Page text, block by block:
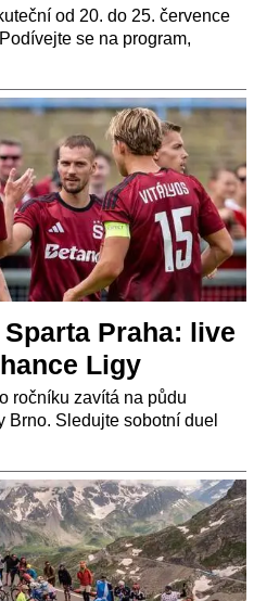
od 20. do 25. července
se na program,
Praha: live
Ligy
ročníku zavítá na půdu
Brno. Sledujte sobotní duel